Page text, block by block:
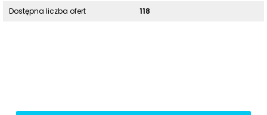
Dostępna liczba ofert
118